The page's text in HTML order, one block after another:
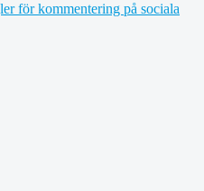
för kommentering på sociala